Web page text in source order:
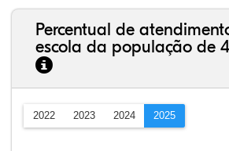
Percentual de
escola da população de
2022 2023 2024 2025